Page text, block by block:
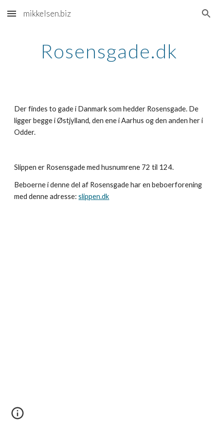
Skip to main content Skip to navigation
mikkelsen.biz
Rosensgade.dk
Der findes to gade i Danmark som hedder Rosensgade. De
ligger begge i Østjylland, den ene i Aarhus og den anden her i
Odder.
Slippen er Rosensgade med husnumrene 72 til 124.
Beboerne i denne del af Rosensgade har en beboerforening
med denne adresse: slippen.dk